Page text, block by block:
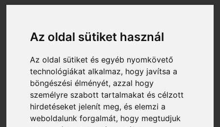
Az oldal sütiket használ
Az oldal sütiket és egyéb nyomkövető
technológiákat alkalmaz, hogy javítsa a
böngészési élményét, azzal hogy
személyre szabott tartalmakat és célzott
hirdetéseket jelenít meg, és elemzi a
weboldalunk forgalmát, hogy megtudjuk
A hatékony zsírégetés alapjai